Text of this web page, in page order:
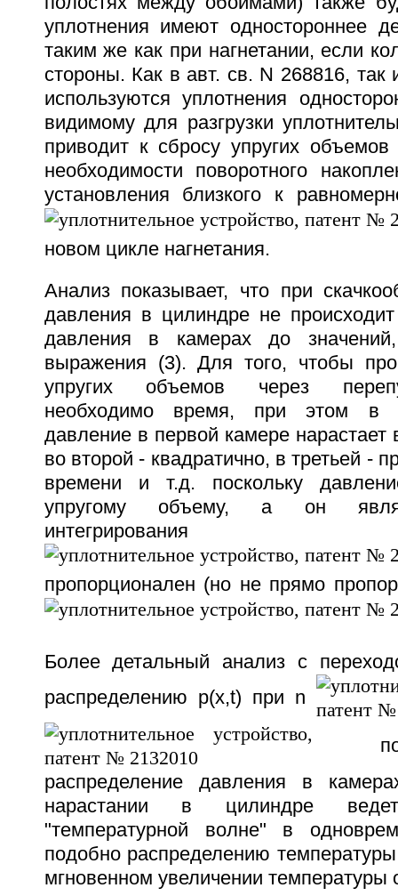
уплотнения имеют одностороннее
таким же как при нагнетании, если
стороны. Как в авт. св. N 268816, так
используются уплотнения
видимому для разгрузки
приводит к сбросу упругих
необходимости поворотного
установления близкого к
новом цикле нагнетания.
Анализ показывает, что при
давления в цилиндре не происходит
давления в камерах до
выражения (3). Для того, чтобы
упругих объемов через
необходимо время, при этом в
давление в первой камере
во второй - квадратично, в третьей -
времени и т.д. поскольку
упругому объему, а он
пропорционален (но не прямо
Более детальный анализ с
распределению p(x,t) при n
распределение давления в
нарастании в цилиндре
"температурной волне" в
подобно распределению
мгновенном увеличении температуры